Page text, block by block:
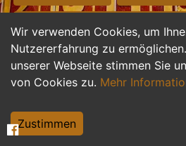
Wir verwenden Cookies, um
Nutzererfahrung zu
unserer Webseite stimmen Sie
von Cookies zu. Mehr
Zustimmen
Hilfskräfte, Aushilfs- und
Einkauf, Logistik,
Weiterbildung, Studium, duale
Tourismus